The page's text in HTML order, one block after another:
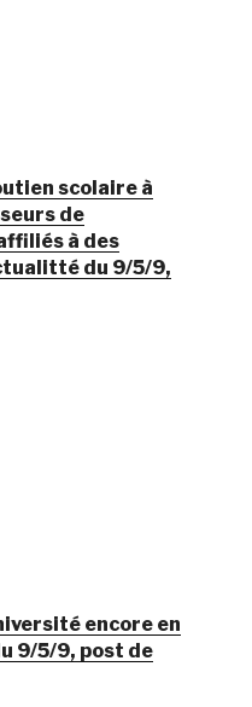
scolaire à
de
à des
du 9/5/9,
encore en
9/5/9, post de